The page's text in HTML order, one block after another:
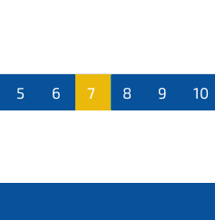
5 6
7
8 9 10